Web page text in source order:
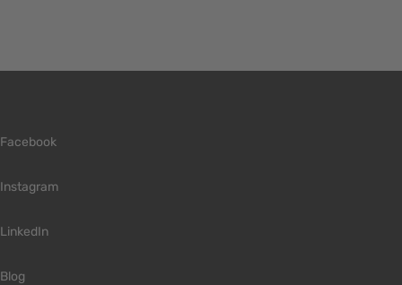
Facebook
Instagram
LinkedIn
Blog